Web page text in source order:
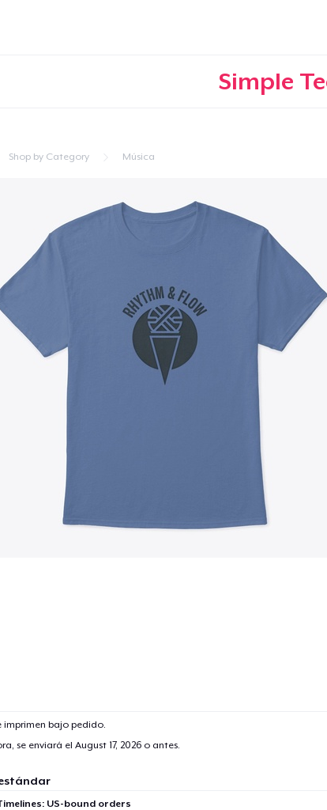
Simple
Shop by Category Música
imprimen bajo pedido.
se enviará el August 17, 2026o antes.
US-bound orders